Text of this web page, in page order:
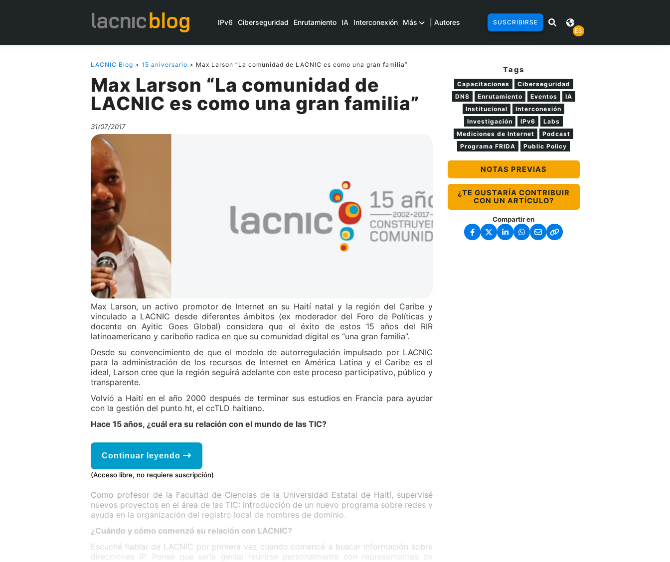
IPv6 Ciberseguridad Enrutamiento IA Interconexión Más | Autores
SUSCRIBIRSE
ES
LACNIC Blog > 15 aniversario > Max Larson “La comunidad de LACNIC es como una gran familia”
Max Larson “La comunidad de
LACNIC es como una gran familia”
31/07/2017
Max Larson, un activo promotor de Internet en su Haití natal y la región del Caribe y
vinculado a LACNIC desde diferentes ámbitos (ex moderador del Foro de Políticas y
docente en Ayitic Goes Global) considera que el éxito de estos 15 años del RIR
latinoamericano y caribeño radica en que su comunidad digital es “una gran familia”.
Desde su convencimiento de que el modelo de autorregulación impulsado por LACNIC
para la administración de los recursos de Internet en América Latina y el Caribe es el
ideal, Larson cree que la región seguirá adelante con este proceso participativo, público y
transparente.
Volvió a Haití en el año 2000 después de terminar sus estudios en Francia para ayudar
con la gestión del punto ht, el ccTLD haitiano.
Hace 15 años, ¿cuál era su relación con el mundo de las TIC?
Continuar leyendo
(Acceso libre, no requiere suscripción)
Como profesor de la Facultad de Ciencias de la Universidad Estatal de Haití, supervisé
nuevos proyectos en el área de las TIC: introducción de un nuevo programa sobre redes y
ayuda en la organización del registro local de nombres de dominio.
¿Cuándo y cómo comenzó su relación con LACNIC?
Escuché hablar de LACNIC por primera vez cuando comencé a buscar información sobre
direcciones IP. Pensé que sería genial reunirse personalmente con representantes de
Tags
Capacitaciones
Ciberseguridad
DNS
Enrutamiento Eventos
IA
Institucional
Interconexión
Investigación
IPv6
Labs
Mediciones de Internet
Podcast
Programa FRIDA
Public Policy
NOTAS PREVIAS
¿TE GUSTARÍA CONTRIBUIR
CON UN ARTÍCULO?
Compartir en